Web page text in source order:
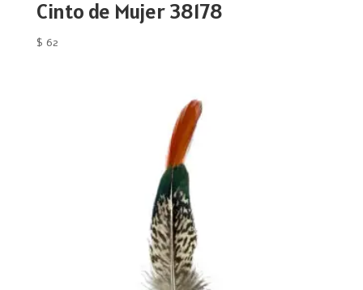
Cinto de Mujer 38178
$ 62